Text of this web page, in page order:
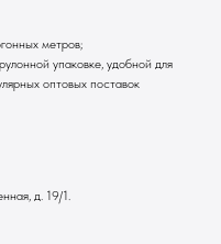
метров;
упаковке, удобной для
оптовых поставок
д. 19/1.